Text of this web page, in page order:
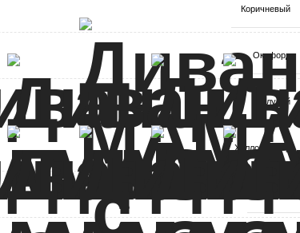
Коричневый
Оксфорд
Голубой
Холлофайбер